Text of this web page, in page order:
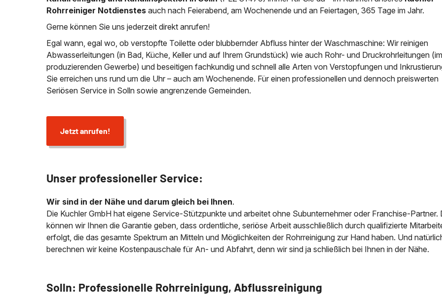
News & Aktuelles
Rohrreiniger Notdienstes auch nach Feierabend, am Wochenende und an Feiertagen, 365 Tage im Jahr.
Gerne können Sie uns jederzeit direkt anrufen!
Egal wann, egal wo, ob verstopfte Toilette oder blubbernder Abfluss hinter der Waschmaschine: Wir reinigen
Abwasserleitungen (in Bad, Küche, Keller und auf Ihrem Grundstück) wie auch Rohr- und Druckrohrleitungen
produzierenden Gewerbe) und beseitigen fachkundig und schnell alle Arten von Verstopfungen und
Sie erreichen uns rund um die Uhr – auch am Wochenende. Für einen professionellen und dennoch preiswerten
Seriösen Service in Solln sowie angrenzende Gemeinden.
Jetzt anrufen!
Unser professioneller Service:
Wir sind in der Nähe und darum gleich bei Ihnen.
Die Kuchler GmbH hat eigene Service-Stützpunkte und arbeitet ohne Subunternehmer oder Franchise-Partner.
können wir Ihnen die Garantie geben, dass ordentliche, seriöse Arbeit ausschließlich durch qualifizierte
erfolgt, die das gesamte Spektrum an Mitteln und Möglichkeiten der Rohrreinigung zur Hand haben. Und
berechnen wir keine Kostenpauschale für An- und Abfahrt, denn wir sind ja schließlich bei Ihnen in der Nähe.
Solln: Professionelle Rohrreinigung, Abflussreinigung